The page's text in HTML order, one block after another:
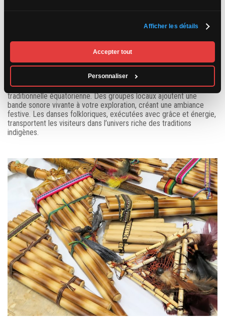
Afficher les détails
Accepter tout
Personnaliser
Musique et traditions en
direct
L’atmosphère du marché est constamment imprégnée de musique
traditionnelle équatorienne. Des groupes locaux ajoutent une
bande sonore vivante à votre exploration, créant une ambiance
festive. Les danses folkloriques, exécutées avec grâce et énergie,
transportent les visiteurs dans l’univers riche des traditions
indigènes.